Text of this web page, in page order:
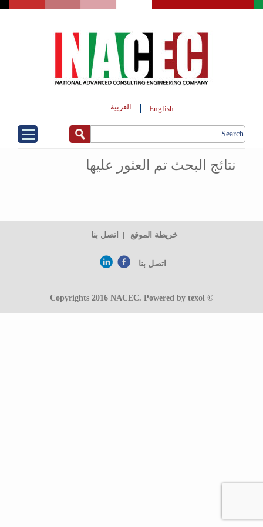
English العربية
نتائج البحث تم العثور عليها
خريطة الموقع اتصل بنا
اتصل بنا
© Copyrights 2016
NACEC. Powered by texol